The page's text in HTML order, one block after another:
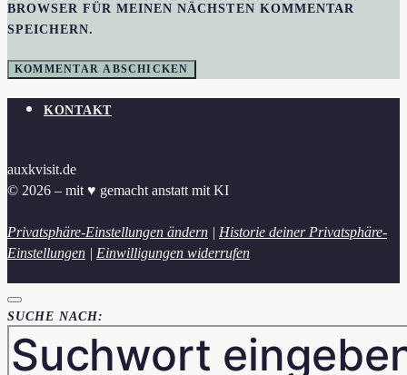
BROWSER FÜR MEINEN NÄCHSTEN KOMMENTAR
SPEICHERN.
KONTAKT
auxkvisit.de
© 2026 – mit ♥︎ gemacht anstatt mit KI
Privatsphäre-Einstellungen ändern | Historie deiner Privatsphäre-
Einstellungen | Einwilligungen widerrufen
SUCHE NACH: